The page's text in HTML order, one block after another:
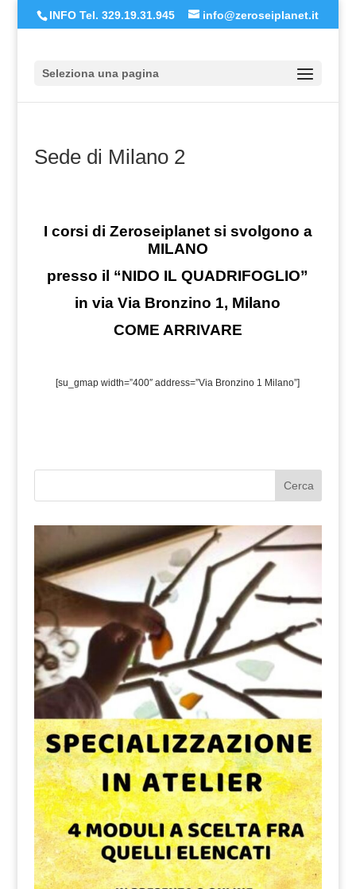
INFO Tel. 329.19.31.945 info@zeroseiplanet.it
Seleziona una pagina
Sede di Milano 2
I corsi di Zeroseiplanet si svolgono a
MILANO
presso il “NIDO IL QUADRIFOGLIO”
in via Via Bronzino 1, Milano
COME ARRIVARE
[su_gmap width=”400″ address=”Via Bronzino 1 Milano”]
Cerca